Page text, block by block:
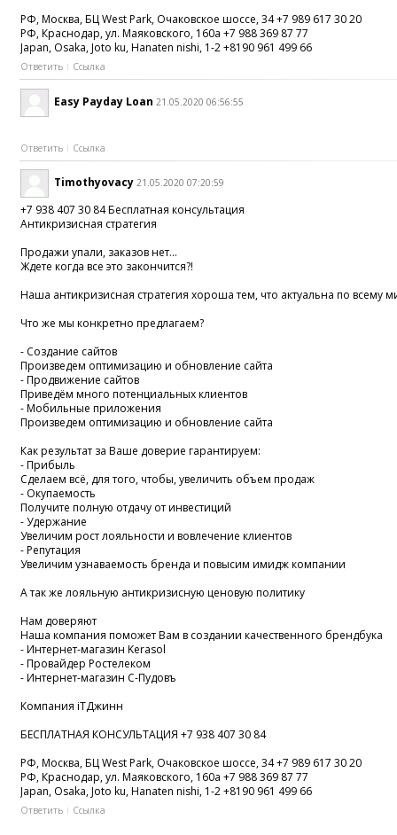
РФ, Москва, БЦ West Park, Очаковское шоссе, 34 +7 989 617 30 20
РФ, Краснодар, ул. Маяковского, 160а +7 988 369 87 77
Japan, Osaka, Joto ku, Hanaten nishi, 1-2 +8190 961 499 66
Ответить Ссылка
Easy Payday Loan 21.05.2020 06:56:55
Ответить Ссылка
Timothyovacy 21.05.2020 07:20:59
+7 938 407 30 84 Бесплатная консультация
Антикризисная стратегия
Продажи упали, заказов нет...
Ждете когда все это закончится?!
Наша антикризисная стратегия хороша тем, что актуальна по
Что же мы конкретно предлагаем?
- Создание сайтов
Произведем оптимизацию и обновление сайта
- Продвижение сайтов
Приведём много потенциальных клиентов
- Мобильные приложения
Произведем оптимизацию и обновление сайта
Как результат за Ваше доверие гарантируем:
- Прибыль
Сделаем всё, для того, чтобы, увеличить объем продаж
- Окупаемость
Получите полную отдачу от инвестиций
- Удержание
Увеличим рост лояльности и вовлечение клиентов
- Репутация
Увеличим узнаваемость бренда и повысим имидж компании
А так же лояльную антикризисную ценовую политику
Нам доверяют
Наша компания поможет Вам в создании качественного брендбука
- Интернет-магазин Kerasol
- Провайдер Ростелеком
- Интернет-магазин С-Пудовъ
Компания iTДжинн
БЕСПЛАТНАЯ КОНСУЛЬТАЦИЯ +7 938 407 30 84
РФ, Москва, БЦ West Park, Очаковское шоссе, 34 +7 989 617 30 20
РФ, Краснодар, ул. Маяковского, 160а +7 988 369 87 77
Japan, Osaka, Joto ku, Hanaten nishi, 1-2 +8190 961 499 66
Ответить Ссылка